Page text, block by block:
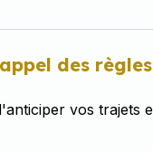
des
vos trajets